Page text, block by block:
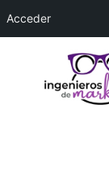
Acceder